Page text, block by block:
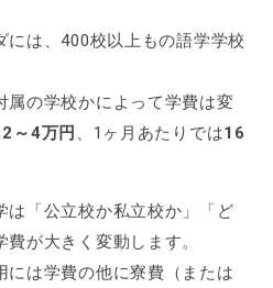
には、400校以上もの語学学校
属の学校かによって学費は変
～4万円 、1ヶ月あたりでは16
は「公立校か私立校か」「ど
が大きく変動します。
には学費の他に寮費（または